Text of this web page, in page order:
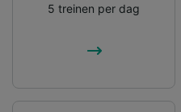
5 treinen per dag